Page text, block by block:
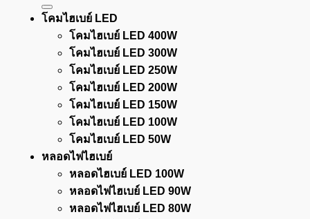
โคมไฮเบย์ LED
โคมไฮเบย์ LED 400W
โคมไฮเบย์ LED 300W
โคมไฮเบย์ LED 250W
โคมไฮเบย์ LED 200W
โคมไฮเบย์ LED 150W
โคมไฮเบย์ LED 100W
โคมไฮเบย์ LED 50W
หลอดไฟไฮเบย์
หลอดไฮเบย์ LED 100W
หลอดไฟไฮเบย์ LED 90W
หลอดไฟไฮเบย์ LED 80W